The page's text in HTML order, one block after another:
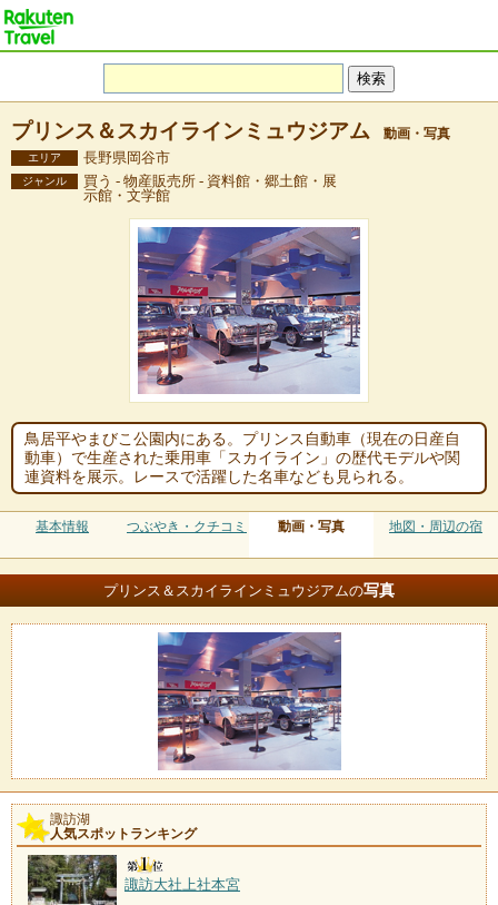
プリンス＆スカイラインミュウジアム 動画・写真
エリア 長野県岡谷市
ジャンル
買う - 物産販売所 - 資料館・郷土館・展
示館・文学館
鳥居平やまびこ公園内にある。プリンス自動車（現在の日産自
動車）で生産された乗用車「スカイライン」の歴代モデルや関
連資料を展示。レースで活躍した名車なども見られる。
基本情報 つぶやき・クチコミ 動画・写真 地図・周辺の宿
プリンス＆スカイラインミュウジアムの写真
諏訪湖
人気スポットランキング
諏訪大社上社本宮